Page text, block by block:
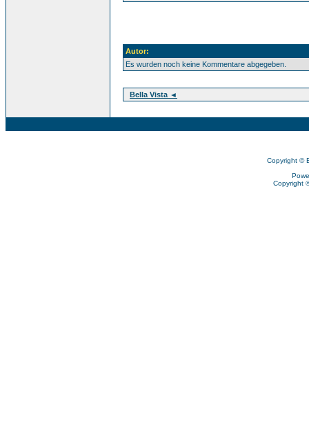
Autor:
Es wurden noch keine Kommentare abgegeben.
Bella Vista ◄
Copyright ©
Copyright